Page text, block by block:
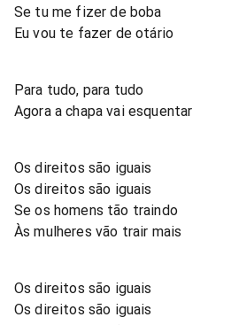
Se tu me fizer de boba
Eu vou te fazer de otário
Para tudo, para tudo
Agora a chapa vai esquentar
Os direitos são iguais
Os direitos são iguais
Se os homens tão traindo
Às mulheres vão trair mais
Os direitos são iguais
Os direitos são iguais